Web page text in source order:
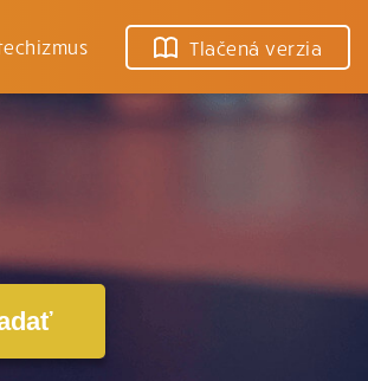
Tlačená verzia